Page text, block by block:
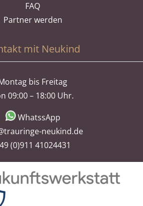
FAQ
Partner werden
mit Neukind
bis Freitag
09:00 – 18:00 Uhr.
WhatssApp
neukind.de
(0)911 41024431